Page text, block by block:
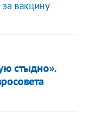
вакцину
стыдно».